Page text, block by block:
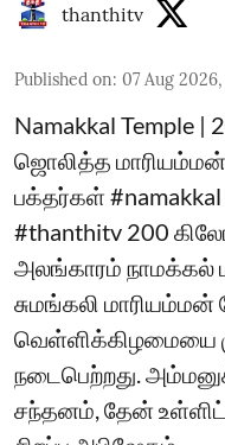
thanthitv
Published on: 07 Aug
Namakkal
ஜொலித்த
பக்தர்கள் #namakkal
#thanthitv 200
அலங்காரம் நாமக்கல்
சுமங்கலி
வெள்ளிக்கிழமையை
நடைபெற்றது.
சந்தனம், தேன்